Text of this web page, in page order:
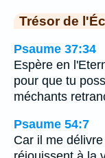
Trésor de
Psaume 37:34
Espère en
pour que tu
méchants
Psaume 54:7
Car il me